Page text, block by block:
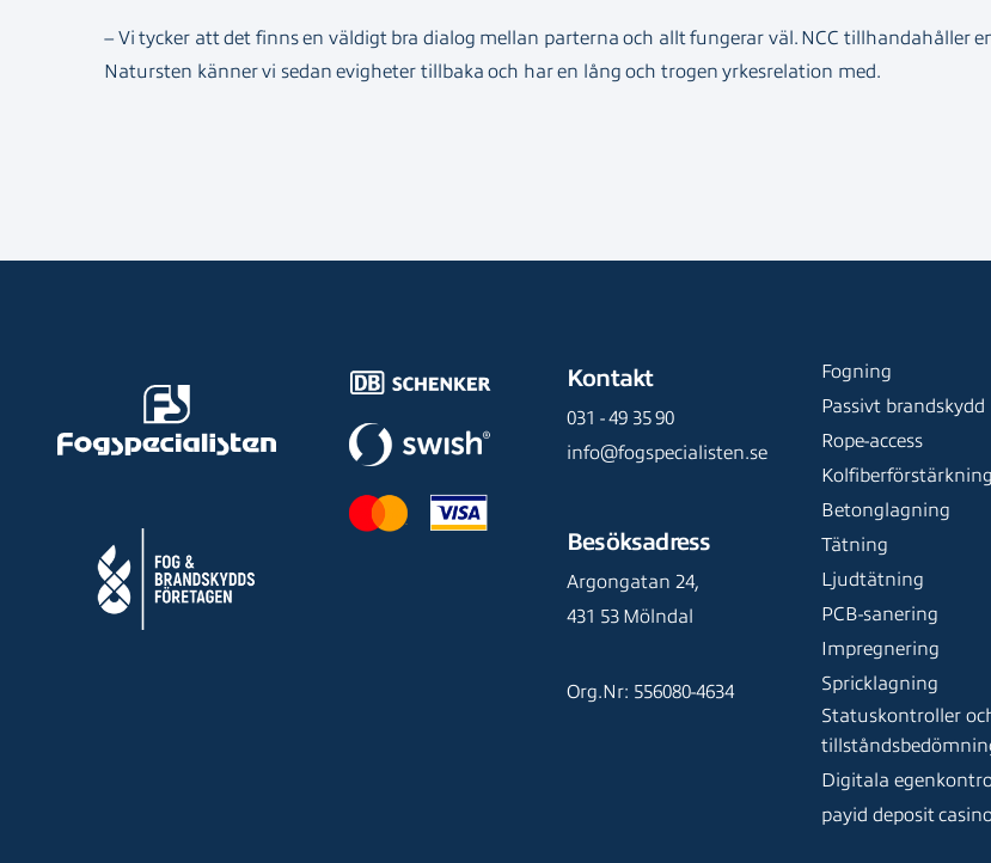
– Vi tycker att det finns en väldigt bra dialog mellan parterna och allt fungerar väl. NCC tillhandahåller
Natursten känner vi sedan evigheter tillbaka och har en lång och trogen yrkesrelation med.
Kontakt
031 - 49 35 90
info@fogspecialisten.se
Besöksadress
Argongatan 24,
431 53 Mölndal
Org.Nr: 556080-4634
Fogning
Passivt brandskydd
Rope-access
Kolfiberförstärkning
Betonglagning
Tätning
Ljudtätning
PCB-sanering
Impregnering
Spricklagning
Statuskontroller
Digitala
payid deposit